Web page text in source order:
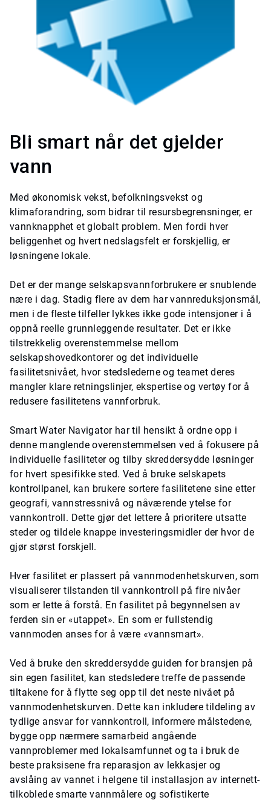
Bli smart når det gjelder
vann
Med økonomisk vekst, befolkningsvekst og
klimaforandring, som bidrar til resursbegrensninger, er
vannknapphet et globalt problem. Men fordi hver
beliggenhet og hvert nedslagsfelt er forskjellig, er
løsningene lokale.
Det er der mange selskapsvannforbrukere er snublende
nære i dag. Stadig flere av dem har vannreduksjonsmål,
men i de fleste tilfeller lykkes ikke gode intensjoner i å
oppnå reelle grunnleggende resultater. Det er ikke
tilstrekkelig overenstemmelse mellom
selskapshovedkontorer og det individuelle
fasilitetsnivået, hvor stedslederne og teamet deres
mangler klare retningslinjer, ekspertise og vertøy for å
redusere fasilitetens vannforbruk.
Smart Water Navigator har til hensikt å ordne opp i
denne manglende overenstemmelsen ved å fokusere på
individuelle fasiliteter og tilby skreddersydde løsninger
for hvert spesifikke sted. Ved å bruke selskapets
kontrollpanel, kan brukere sortere fasilitetene sine etter
geografi, vannstressnivå og nåværende ytelse for
vannkontroll. Dette gjør det lettere å prioritere utsatte
steder og tildele knappe investeringsmidler der hvor de
gjør størst forskjell.
Hver fasilitet er plassert på vannmodenhetskurven, som
visualiserer tilstanden til vannkontroll på fire nivåer
som er lette å forstå. En fasilitet på begynnelsen av
ferden sin er «utappet». En som er fullstendig
vannmoden anses for å være «vannsmart».
Ved å bruke den skreddersydde guiden for bransjen på
sin egen fasilitet, kan stedsledere treffe de passende
tiltakene for å flytte seg opp til det neste nivået på
vannmodenhetskurven. Dette kan inkludere tildeling av
tydlige ansvar for vannkontroll, informere målstedene,
bygge opp nærmere samarbeid angående
vannproblemer med lokalsamfunnet og ta i bruk de
beste praksisene fra reparasjon av lekkasjer og
avslåing av vannet i helgene til installasjon av internett-
tilkoblede smarte vannmålere og sofistikerte